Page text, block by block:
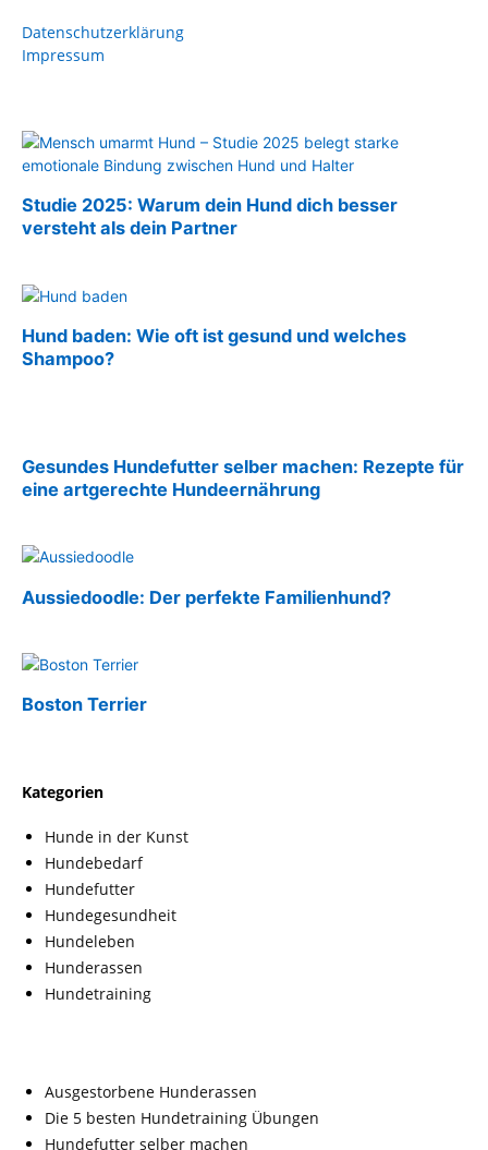
Datenschutzerklärung
Impressum
Studie 2025: Warum dein Hund dich besser
versteht als dein Partner
Hund baden: Wie oft ist gesund und welches
Shampoo?
Gesundes Hundefutter selber machen: Rezepte für
eine artgerechte Hundeernährung
Aussiedoodle: Der perfekte Familienhund?
Boston Terrier
Kategorien
Hunde in der Kunst
Hundebedarf
Hundefutter
Hundegesundheit
Hundeleben
Hunderassen
Hundetraining
Ausgestorbene Hunderassen
Die 5 besten Hundetraining Übungen
Hundefutter selber machen